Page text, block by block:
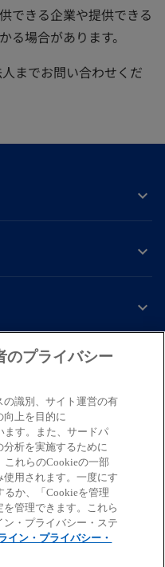
できる企業や提供できる
る場合があります。
までお問い合わせくだ
し
タ
ブ
で
開
く
し
タ
ブ
で
開
く
し
タ
ブ
で
開
く
audit corporation
Public Accountants Law and
of independent member
a private English
reserved. © 2026 KPMG Tax
under the Japanese CPTA
organization of independent
Limited, a private
rights reserved.
のプライバシー
識別、サイト運営の有
向上を目的に
ます。また、サードパ
析を実施するために
これらのCookieの一部
用されます。一度にす
るか、「Cookieを管理
管理できます。これら
・プライバシー・ステ
イン・プライバシー・